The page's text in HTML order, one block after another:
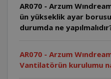
AR070 - Arzum
ün yükseklik ayar borusu
durumda ne
AR070 - Arzum
Vantilatörün kurulumu